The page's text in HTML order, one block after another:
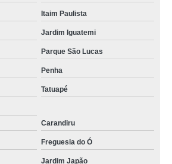
Itaim Paulista
Jardim Iguatemi
Parque São Lucas
Penha
Tatuapé
Carandiru
Freguesia do Ó
Jardim Japão